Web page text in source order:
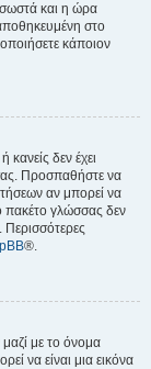
σωστά και η ώρα
στο
κάποιον
κανείς δεν έχει
Προσπαθήστε να
αν μπορεί να
πακέτο γλώσσας δεν
®.
με το όνομα
να είναι μια εικόνα